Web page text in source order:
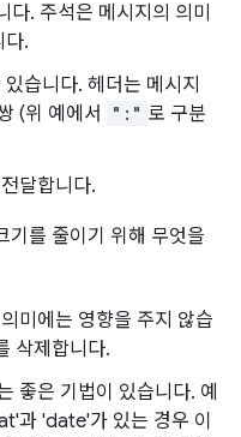
다. 주석은 메시지의 의미
다.
습니다. 헤더는 메시지
(위 예에서
":" 로 구분
달합니다.
기를 줄이기 위해 무엇을
미에는 영향을 주지 않습
삭제합니다.
좋은 기법이 있습니다. 예
과 'date'가 있는 경우 이